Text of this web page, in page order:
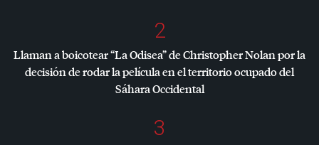
2
Llaman a boicotear “La Odisea” de Christopher Nolan por la
decisión de rodar la película en el territorio ocupado del
Sáhara Occidental
3